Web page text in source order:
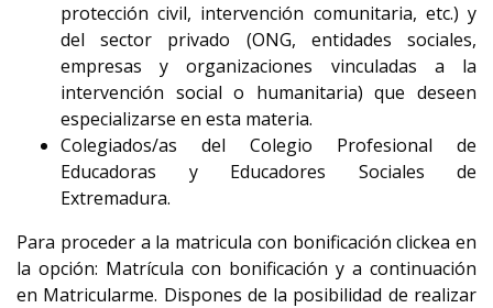
protección civil, intervención comunitaria, etc.) y
del sector privado (ONG, entidades sociales,
empresas y organizaciones vinculadas a la
intervención social o humanitaria) que deseen
especializarse en esta materia.
Colegiados/as del Colegio Profesional de
Educadoras y Educadores Sociales de
Extremadura.
Para proceder a la matricula con bonificación clickea en
la opción: Matrícula con bonificación y a continuación
en Matricularme. Dispones de la posibilidad de realizar